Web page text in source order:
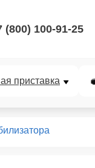
(800) 100-91-25
приставка